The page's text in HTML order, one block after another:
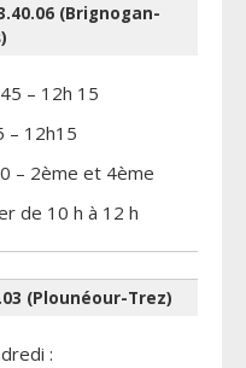
(Brignogan-
– 12h 15
– 12h15
– 2ème et 4ème
de 10 h à 12 h
(Plounéour-Trez)
: